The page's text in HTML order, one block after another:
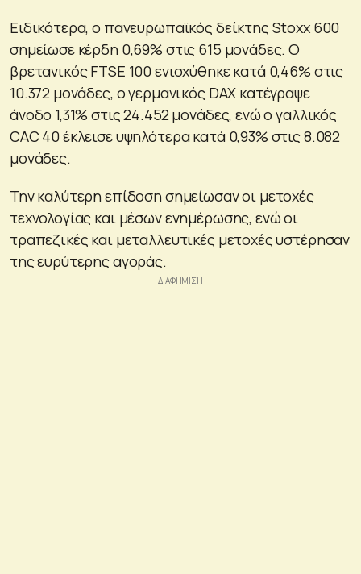
Ειδικότερα, ο πανευρωπαϊκός δείκτης Stoxx 600
σημείωσε κέρδη 0,69% στις 615 μονάδες. Ο
βρετανικός FTSE 100 ενισχύθηκε κατά 0,46% στις
10.372 μονάδες, ο γερμανικός DAX κατέγραψε
άνοδο 1,31% στις 24.452 μονάδες, ενώ ο γαλλικός
CAC 40 έκλεισε υψηλότερα κατά 0,93% στις 8.082
μονάδες.
Την καλύτερη επίδοση σημείωσαν οι μετοχές
τεχνολογίας και μέσων ενημέρωσης, ενώ οι
τραπεζικές και μεταλλευτικές μετοχές υστέρησαν
της ευρύτερης αγοράς.